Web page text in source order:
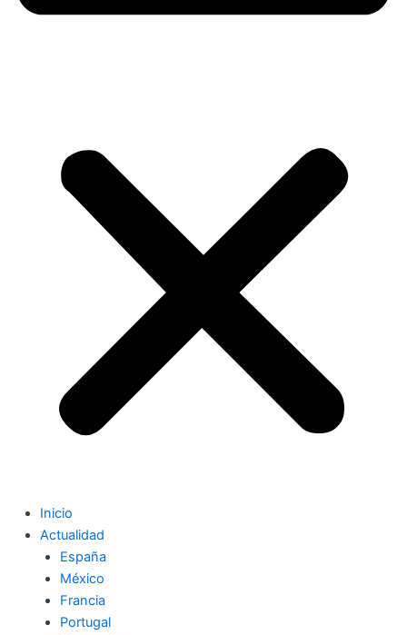
Inicio
Actualidad
España
México
Francia
Portugal